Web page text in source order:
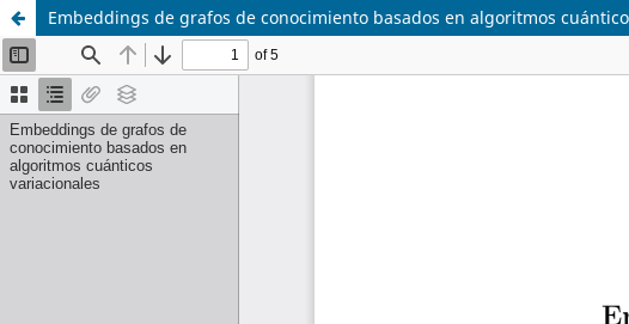
Embeddings de grafos de conocimiento basados en algoritmos